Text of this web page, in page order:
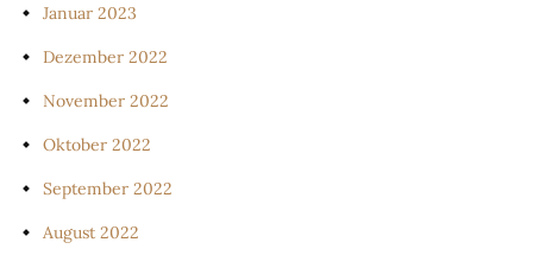
Januar 2023
Dezember 2022
November 2022
Oktober 2022
September 2022
August 2022